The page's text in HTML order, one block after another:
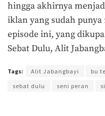
hingga akhirnya
iklan yang sudah
episode ini, yang
Sebat Dulu, Alit
Tags: Alit Jabangbayi bu
sebat dulu
seni peran